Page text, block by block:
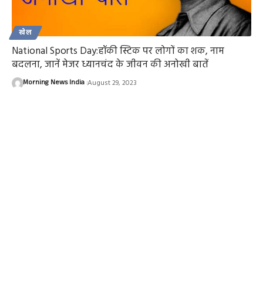
खेल
National Sports Day:हॉकी स्टिक पर लोगों का शक, नाम
बदलना, जानें मेजर ध्यानचंद के जीवन की अनोखी बातें
Morning News India August 29, 2023